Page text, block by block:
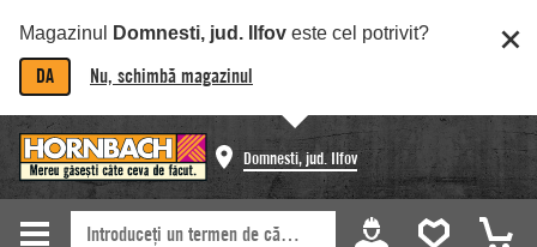
Magazinul Domnesti, jud. Ilfov este cel potrivit?
DA Nu, schimbă magazinul
Domnesti, jud. Ilfov